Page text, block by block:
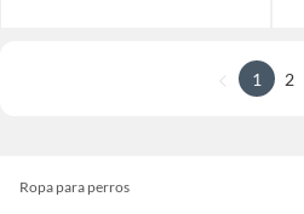
1 2
Ropa para perros